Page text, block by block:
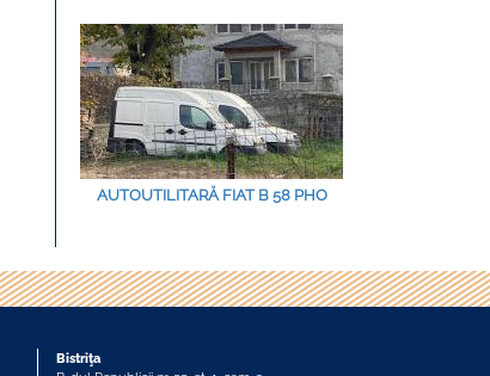
AUTOUTILITARĂ FIAT B 58 PHO
Bistriţa